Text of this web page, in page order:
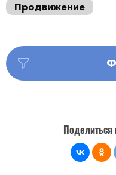
Продвижение
Поделиться